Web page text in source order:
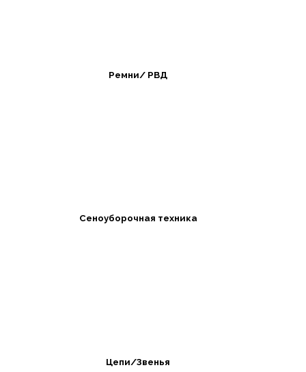
Ремни/ РВД
Сеноуборочная техника
Цепи/Звенья